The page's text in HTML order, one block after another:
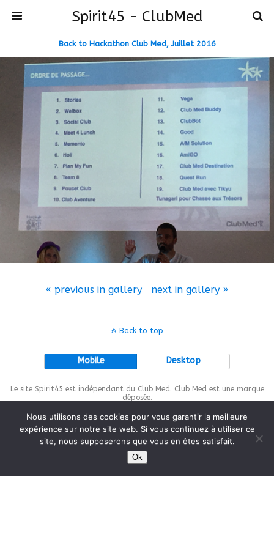
Spirit45 - ClubMed
Back to Hackathon Club Med, Juillet 2016
« previous in gallery next in gallery »
Back to top
Mobile Desktop
Le site Spirit45 est indépendant du Club Med. Club Med est une marque
déposée.
This site is protected bywp-copyrightpro.com
Nous utilisons des cookies pour vous garantir la meilleure
expérience sur notre site web. Si vous continuez à utiliser ce
site, nous supposerons que vous en êtes satisfait.
Ok